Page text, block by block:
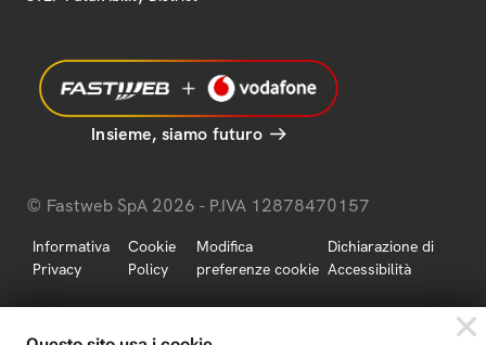
Insieme, siamo futuro
© Fastweb SpA 2026 - P.IVA 12878470157
Informativa
Privacy
Cookie
Policy
Modifica
preferenze cookie
Dichiarazione di
Accessibilità